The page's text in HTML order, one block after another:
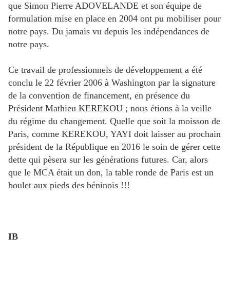
que Simon Pierre ADOVELANDE et son équipe de
formulation mise en place en 2004 ont pu mobiliser pour
notre pays. Du jamais vu depuis les indépendances de
notre pays.
Ce travail de professionnels de développement a été
conclu le 22 février 2006 à Washington par la signature
de la convention de financement, en présence du
Président Mathieu KEREKOU ; nous étions à la veille
du régime du changement. Quelle que soit la moisson de
Paris, comme KEREKOU, YAYI doit laisser au prochain
président de la République en 2016 le soin de gérer cette
dette qui pèsera sur les générations futures. Car, alors
que le MCA était un don, la table ronde de Paris est un
boulet aux pieds des béninois !!!
IB